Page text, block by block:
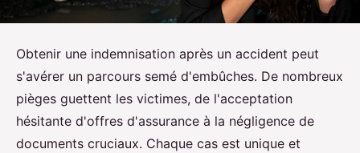
Obtenir une indemnisation après un accident peut
s'avérer un parcours semé d'embûches. De nombreux
pièges guettent les victimes, de l'acceptation
hésitante d'offres d'assurance à la négligence de
documents cruciaux. Chaque cas est unique et